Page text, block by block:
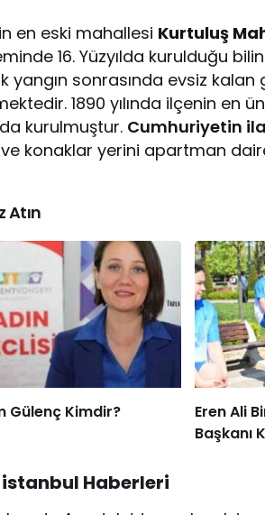
en eski mahallesi Kurtuluş
16. Yüzyılda kurulduğu
yangın sonrasında evsiz
1890 yılında ilçenin en
kurulmuştur. Cumhuriyetin
konaklar yerini apartman
Atın
Gülenç Kimdir?
Eren Ali
Başkanı
istanbul Haberleri